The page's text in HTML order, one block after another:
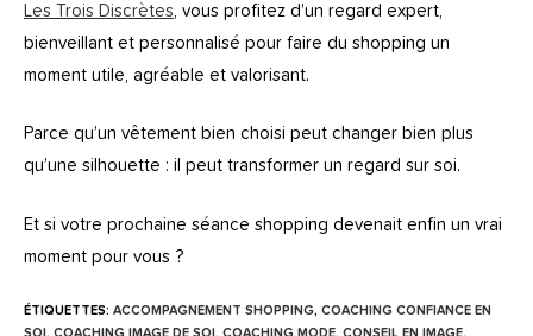
Les Trois Discrètes , vous profitez d’un regard expert,
bienveillant et personnalisé pour faire du shopping un
moment utile, agréable et valorisant.
Parce qu’un vêtement bien choisi peut changer bien plus
qu’une silhouette : il peut transformer un regard sur soi.
Et si votre prochaine séance shopping devenait enfin un vrai
moment pour vous ?
ÉTIQUETTES: ACCOMPAGNEMENT SHOPPING, COACHING CONFIANCE EN
SOI, COACHING IMAGE DE SOI, COACHING MODE, CONSEIL EN IMAGE,